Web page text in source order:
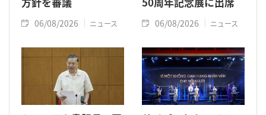
06/08/2026 ニュース 06/08/2026 ニュース